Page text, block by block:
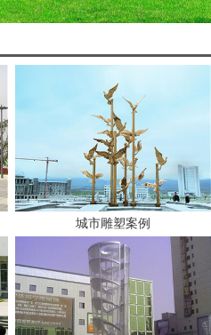
城市雕塑案例